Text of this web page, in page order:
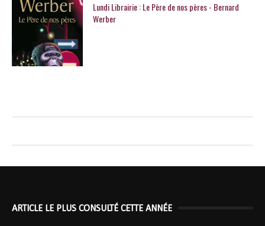
Lundi Librairie : Le Père de nos pères - Bernard
Werber
ARTICLE LE PLUS CONSULTÉ CETTE ANNÉE